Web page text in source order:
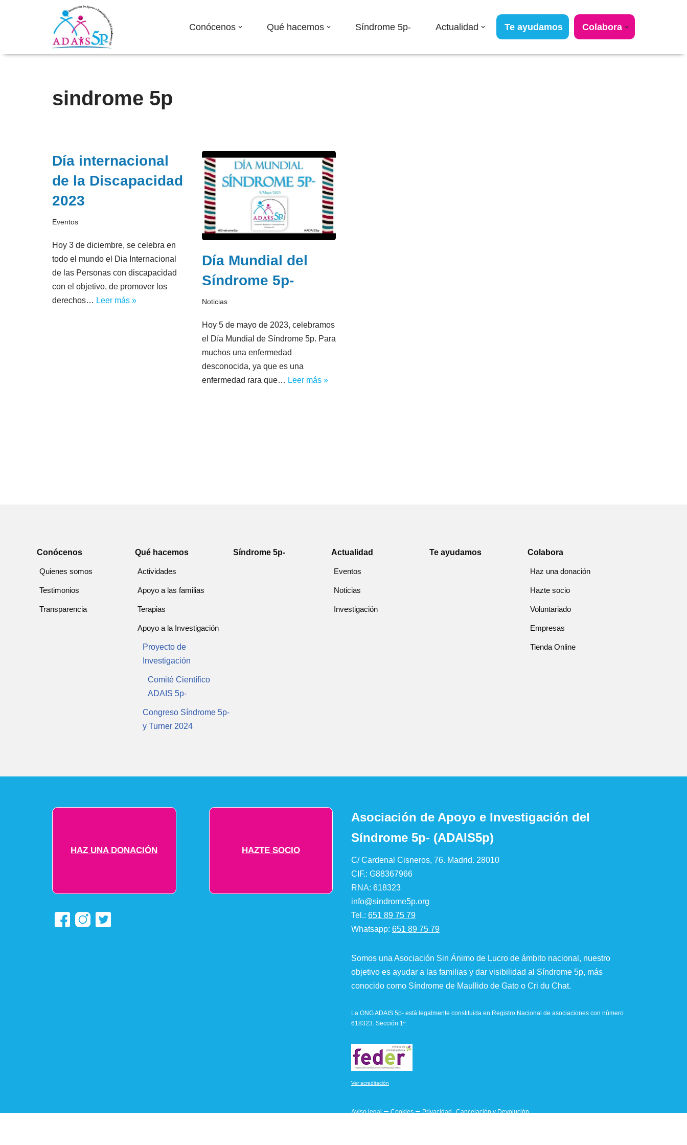
Conócenos Qué hacemos Síndrome 5p- Actualidad Te ayudamos Colabora
sindrome 5p
Día internacional
de la Discapacidad
2023
Eventos
Hoy 3 de diciembre, se celebra en
todo el mundo el Dia Internacional
de las Personas con discapacidad
con el objetivo, de promover los
derechos… Leer más »
Día Mundial del
Síndrome 5p-
Noticias
Hoy 5 de mayo de 2023, celebramos
el Día Mundial de Síndrome 5p. Para
muchos una enfermedad
desconocida, ya que es una
enfermedad rara que… Leer más »
Conócenos
Quienes somos
Testimonios
Transparencia
Qué hacemos
Actividades
Apoyo a las familias
Terapias
Apoyo a la Investigación
Proyecto de
Investigación
Comité Científico
ADAIS 5p-
Congreso Síndrome 5p-
y Turner 2024
Síndrome 5p- Actualidad
Eventos
Noticias
Investigación
Te ayudamos Colabora
Haz una donación
Hazte socio
Voluntariado
Empresas
Tienda Online
HAZ UNA DONACIÓN HAZTE SOCIO
Asociación de Apoyo e Investigación del
Síndrome 5p- (ADAIS5p)
C/ Cardenal Cisneros, 76. Madrid. 28010
CIF.: G88367966
RNA: 618323
info@sindrome5p.org
Tel.: 651 89 75 79
Whatsapp: 651 89 75 79
Somos una Asociación Sin Ánimo de Lucro de ámbito nacional, nuestro
objetivo es ayudar a las familias y dar visibilidad al Síndrome 5p, más
conocido como Síndrome de Maullido de Gato o Cri du Chat.
La ONG ADAIS 5p- está legalmente constituida en Registro Nacional de asociaciones con número
618323. Sección 1ª.
Ver acreditación
Aviso legal–Cookies–Privacidad -Cancelación y Devolución